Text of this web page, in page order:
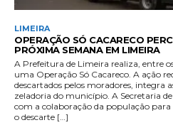
LIMEIRA
OPERAÇÃO SÓ CACARECO
PRÓXIMA SEMANA EM LIMEIRA
A Prefeitura de Limeira realiza, entre
uma Operação Só Cacareco. A ação
descartados pelos moradores, integra
zeladoria do município. A Secretaria
com a colaboração da população
o descarte […]